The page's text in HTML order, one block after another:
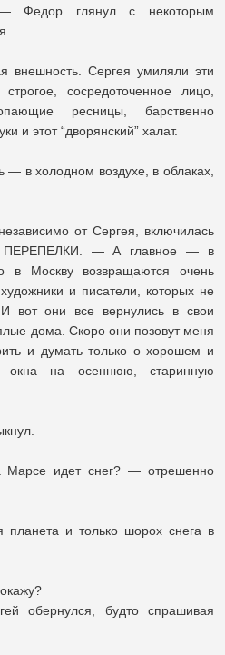
Федор глянул с некоторым
внешность. Сергея умиляли эти
сосредоточенное лицо,
ресницы, барственно
и этот “дворянский” халат.
— в холодном воздухе, в облаках,
от Сергея, включилась
ПЕРЕПЕЛКИ. — А главное — в
в Москву возвращаются очень
и писатели, которых не
вот они все вернулись в свои
дома. Скоро они позовут меня
и думать только о хорошем и
окна на осеннюю, старинную
идет снег? — отрешенно
и только шорох снега в
обернулся, будто спрашивая